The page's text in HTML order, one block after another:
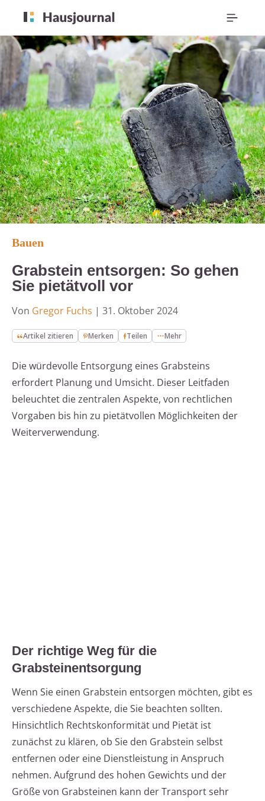
Bauen
Grabstein entsorgen: So gehen
Sie pietätvoll vor
Von Gregor Fuchs | 31. Oktober 2024
Artikel zitieren Merken Teilen Mehr
Die würdevolle Entsorgung eines Grabsteins
erfordert Planung und Umsicht. Dieser Leitfaden
beleuchtet die zentralen Aspekte, von rechtlichen
Vorgaben bis hin zu pietätvollen Möglichkeiten der
Weiterverwendung.
Der richtige Weg für die
Grabsteinentsorgung
Wenn Sie einen Grabstein entsorgen möchten, gibt es
verschiedene Aspekte, die Sie beachten sollten.
Hinsichtlich Rechtskonformität und Pietät ist
zunächst zu klären, ob Sie den Grabstein selbst
entfernen oder eine Dienstleistung in Anspruch
nehmen. Aufgrund des hohen Gewichts und der
Größe von Grabsteinen kann der Transport sehr